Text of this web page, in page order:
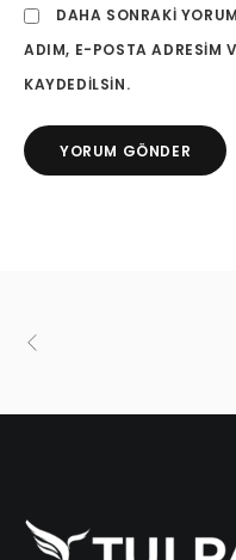
DAHA SONRAKI
ADIM, E-POSTA ADRESIM
KAYDEDILSIN.